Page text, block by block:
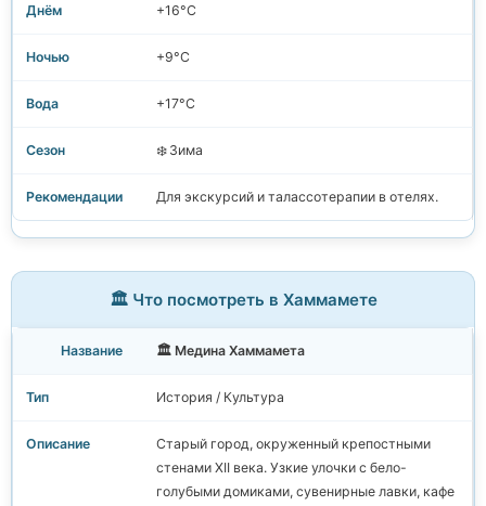
+16°C
+9°C
+17°C
❄️ Зима
Для экскурсий и талассотерапии в отелях.
🏛️ Что посмотреть в Хаммамете
🏛️ Медина Хаммамета
История / Культура
Старый город, окруженный крепостными
стенами XII века. Узкие улочки с бело-
голубыми домиками, сувенирные лавки, кафе